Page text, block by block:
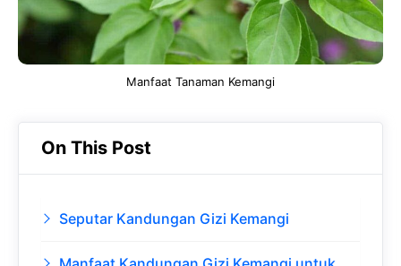
Manfaat Tanaman Kemangi
On This Post
Seputar Kandungan Gizi Kemangi